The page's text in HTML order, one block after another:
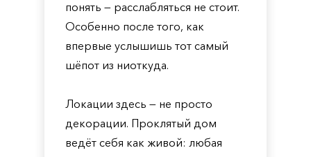
понять — расслабляться не стоит.
Особенно после того, как
впервые услышишь тот самый
шёпот из ниоткуда.
Локации здесь — не просто
декорации. Проклятый дом
ведёт себя как живой: любая